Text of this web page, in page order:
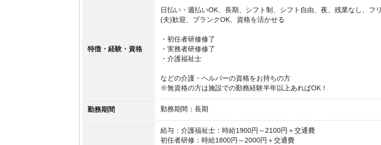
特徴・経験・資格
日払い・週払いOK、長期、シフト制、シフト自由、夜、残業なし、フ
(夫)歓迎、ブランクOK、資格を活かせる
・初任者研修修了
・実務者研修修了
・介護福祉士
などの介護・ヘルパーの資格をお持ちの方
※無資格の方は施設での勤務経験半年以上あればOK！
勤務期間 勤務期間：長期
給与：介護福祉士：時給1900円～2100円＋交通費
初任者研修：時給1800円～2000円＋交通費